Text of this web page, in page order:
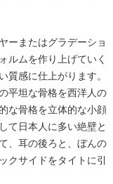
ーまたはグラデーショ
ルムを作り上げていく
質感に仕上がります。
平坦な骨格を西洋人の
な骨格を立体的な小顔
て日本人に多い絶壁と
、耳の後ろと、ぼんの
クサイドをタイトに引